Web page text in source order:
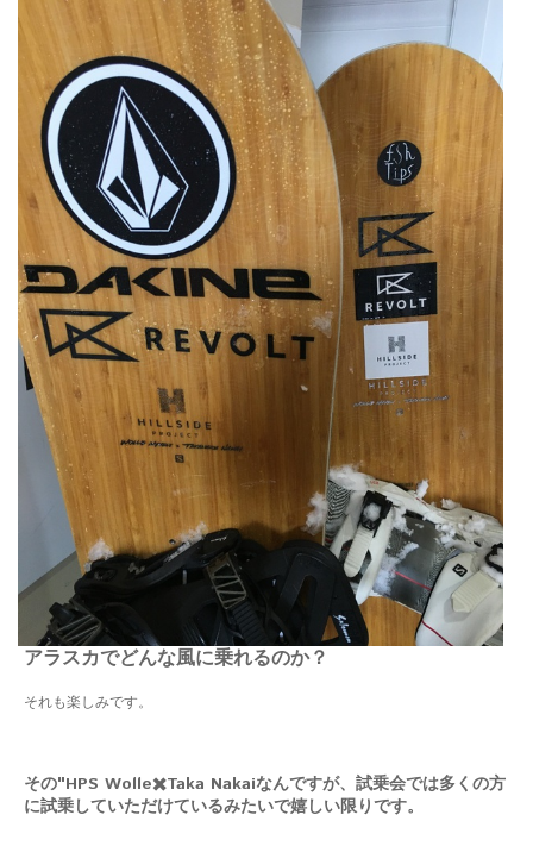
アラスカでどんな風に乗れるのか？
それも楽しみです。
その"HPS Wolle✖️Taka Nakaiなんですが、試乗会では多くの方
に試乗していただけているみたいで嬉しい限りです。